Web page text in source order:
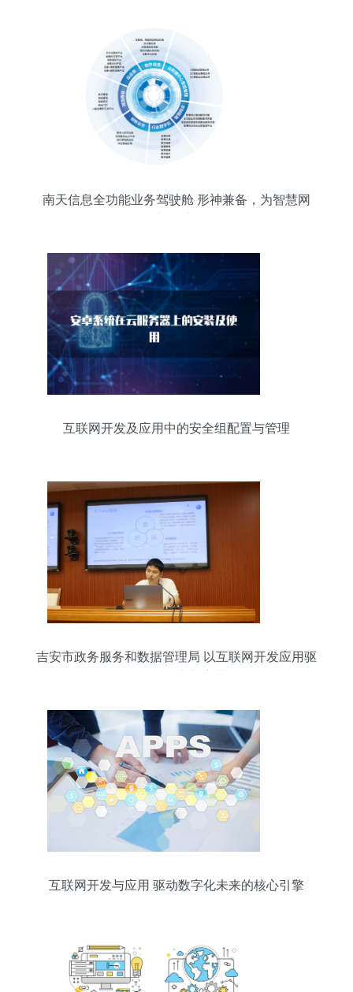
南天信息全功能业务驾驶舱 形神兼备，为智慧网
互联网开发及应用中的安全组配置与管理
吉安市政务服务和数据管理局 以互联网开发应用驱
互联网开发与应用 驱动数字化未来的核心引擎